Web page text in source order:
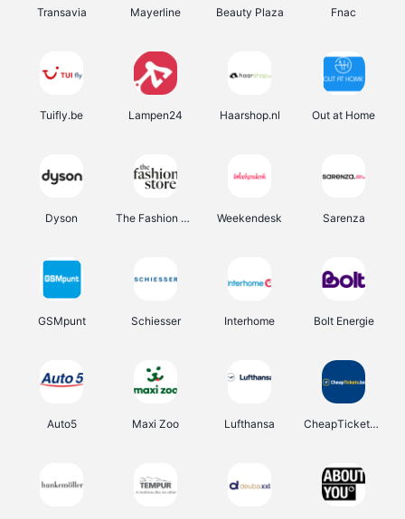
Transavia Mayerline Beauty Plaza Fnac
Tuifly.be Lampen24 Haarshop.nl Out at Home
Dyson The Fashion Store Weekendesk Sarenza
GSMpunt Schiesser Interhome Bolt Energie
Auto5 Maxi Zoo Lufthansa CheapTickets.be